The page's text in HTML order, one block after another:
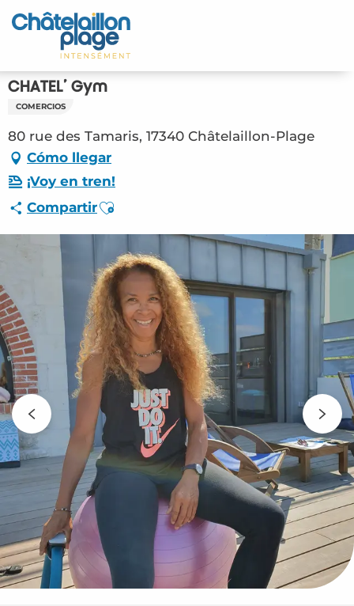
Aller
au
principal
Inicio – ES
Descubra
Actividades
Vivir
Citas
Su estancia - ES
ORG – CHATEL’ Gym (Châtelaillon-Plage)
#4055693
CHATEL’ Gym
COMERCIOS
80 rue des Tamaris, 17340 Châtelaillon-Plage
Cómo llegar
¡Voy en tren!
CompartirAjouter aux favoris